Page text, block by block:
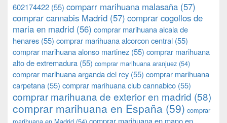
602174422 (55) comparr marihuana malasaña (57)
comprar cannabis Madrid (57) comprar cogollos de
maria en madrid (56) comprar marihuana alcala de
henares (55) comprar marihuana alcorcon central (55)
comprar marihuana alonso martinez (55) comprar marihuana
alto de extremadura (55) comprar marihuana aranjuez (54)
comprar marihuana arganda del rey (55) comprar marihuana
carpetana (55) comprar marihuana club cannabico (55)
comprar marihuana de exterior en madrid (58)
comprar marihuana en España (59) comprar
comprar marihuana en mano en